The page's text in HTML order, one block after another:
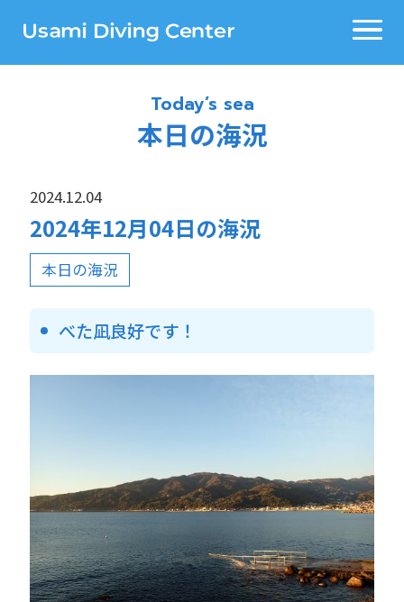
Today’s sea
本日の海況
2024.12.04
2024年12月04日の海況
本日の海況
べた凪良好です！